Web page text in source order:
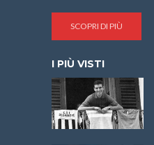
SCOPRI DI PIÙ
I PIÙ VISTI